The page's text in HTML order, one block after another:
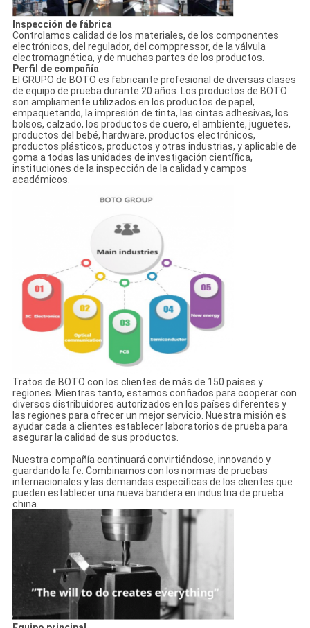
Inspección de fábrica
Controlamos calidad de los materiales, de los componentes
electrónicos, del regulador, del comppressor, de la válvula
electromagnética, y de muchas partes de los productos.
Perfil de compañía
El GRUPO de BOTO es fabricante profesional de diversas clases
de equipo de prueba durante 20 años. Los productos de BOTO
son ampliamente utilizados en los productos de papel,
empaquetando, la impresión de tinta, las cintas adhesivas, los
bolsos, calzado, los productos de cuero, el ambiente, juguetes,
productos del bebé, hardware, productos electrónicos,
productos plásticos, productos y otras industrias, y aplicable de
goma a todas las unidades de investigación científica,
instituciones de la inspección de la calidad y campos
académicos.
Tratos de BOTO con los clientes de más de 150 países y
regiones. Mientras tanto, estamos confiados para cooperar con
diversos distribuidores autorizados en los países diferentes y
las regiones para ofrecer un mejor servicio. Nuestra misión es
ayudar cada a clientes establecer laboratorios de prueba para
asegurar la calidad de sus productos.
Nuestra compañía continuará convirtiéndose, innovando y
guardando la fe. Combinamos con los normas de pruebas
internacionales y las demandas específicas de los clientes que
pueden establecer una nueva bandera en industria de prueba
china.